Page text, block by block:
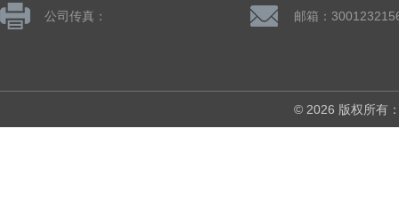
公司传真： 邮箱：
© 2026 版权所有